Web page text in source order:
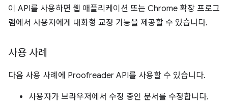
이 API를 사용하면 웹 애플리케이션 또는 Chrome 확장 프로그
램에서 사용자에게 대화형 교정 기능을 제공할 수 있습니다.
사용 사례
다음 사용 사례에 Proofreader API를 사용할 수 있습니다.
사용자가 브라우저에서 수정 중인 문서를 수정합니다.